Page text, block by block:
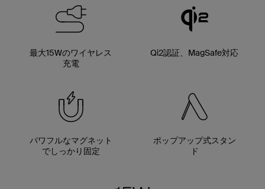
最大15Wのワイヤレス
充電
Qi2認証、MagSafe対応
パワフルなマグネット
でしっかり固定
ポップアップ式スタン
ド